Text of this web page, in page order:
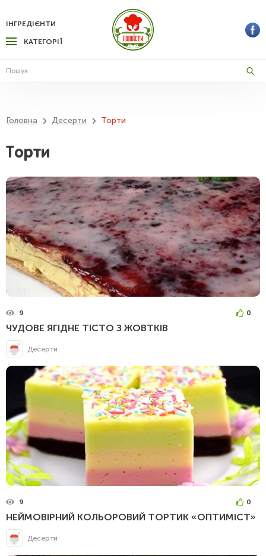
КАТЕГОРІЇ
ІНГРЕДІЄНТИ
Головна Десерти Торти
Торти
9 0
ЧУДОВЕ ЯГІДНЕ ТІСТО З ЖОВТКІВ
Десерти
9 0
НЕЙМОВІРНИЙ КОЛЬОРОВИЙ ТОРТИК «ОПТИМІСТ»
Десерти